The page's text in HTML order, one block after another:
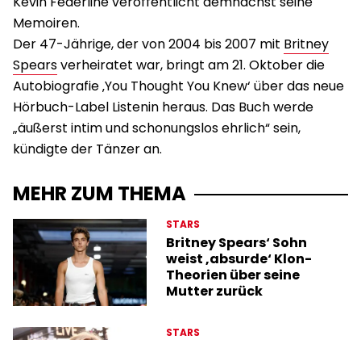
Memoiren.
Der 47-Jährige, der von 2004 bis 2007 mit Britney
Spearsverheiratet war, bringt am 21. Oktober die
Autobiografie ‚You Thought You Knew‘ über das neue
Hörbuch-Label Listenin heraus. Das Buch werde
„äußerst intim und schonungslos ehrlich“ sein,
kündigte der Tänzer an.
MEHR ZUM THEMA
STARS
Britney Spears‘ Sohn
weist ‚absurde‘ Klon-
Theorien über seine
Mutter zurück
STARS